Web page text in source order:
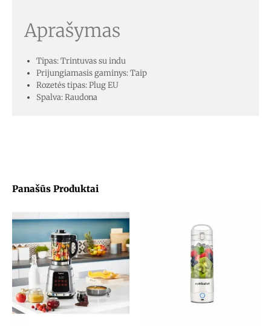
Panašūs Produktai
Aprašymas
Tipas: Trintuvas su indu
Prijungiamasis gaminys: Taip
Rozetės tipas: Plug EU
Spalva: Raudona